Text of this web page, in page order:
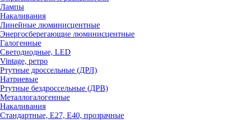
Лампы
Накаливания
Линейные люминисцентные
Энергосберегающие люминисцентные
Галогенные
Светодиодные, LED
Vintage, ретро
Ртутные дроссельные (ДРЛ)
Натриевые
Ртутные бездроссельные (ДРВ)
Металлогалогенные
Накаливания
Стандартные, Е27, Е40, прозрачные